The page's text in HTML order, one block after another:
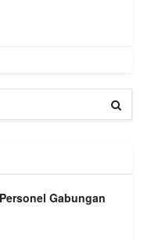
Gabungan